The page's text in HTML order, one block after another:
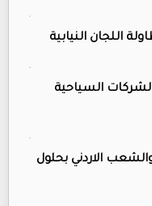
اللجان النيابية
السياحية
الاردني بحلول